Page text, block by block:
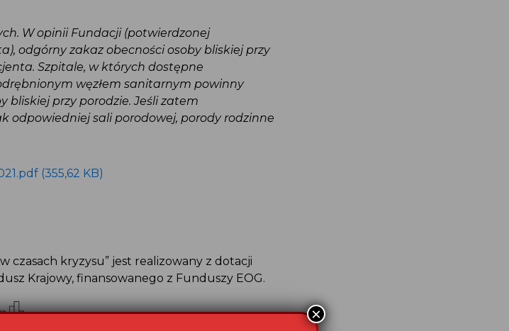
W opinii Fundacji (potwierdzonej
odgórny zakaz obecności osoby bliskiej przy
Szpitale, w których dostępne
węzłem sanitarnym powinny
bliskiej przy porodzie. Jeśli zatem
odpowiedniej sali porodowej, porody rodzinne
(355,62 KB)
czasach kryzysu” jest realizowany z dotacji
Krajowy, finansowanego z Funduszy EOG.
×